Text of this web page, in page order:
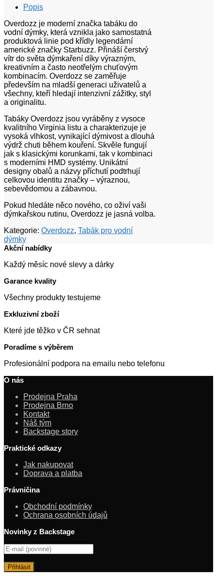
Popis
Overdozz je moderní značka tabáku do
vodní dýmky, která vznikla jako samostatná
produktová linie pod křídly legendární
americké značky Starbuzz. Přináší čerstvý
vítr do světa dýmkaření díky výrazným,
kreativním a často neotřelým chuťovým
kombinacím. Overdozz se zaměřuje
především na mladší generaci uživatelů a
všechny, kteří hledají intenzivní zážitky, styl
a originalitu.
Tabáky Overdozz jsou vyráběny z vysoce
kvalitního Virginia listu a charakterizuje je
vysoká vlhkost, vynikající dýmivost a dlouhá
výdrž chuti během kouření. Skvěle fungují
jak s klasickými korunkami, tak v kombinaci
s moderními HMD systémy. Unikátní
designy obalů a názvy příchutí podtrhují
celkovou identitu značky – výraznou,
sebevědomou a zábavnou.
Pokud hledáte něco nového, co oživí vaši
dýmkařskou rutinu, Overdozz je jasná volba.
Kategorie: Overdozz, Tabák pro vodní
dýmky
Akční nabídky
Každý měsíc nové slevy a dárky
Garance kvality
Všechny produkty testujeme
Exkluzivní zboží
Které jde těžko v ČR sehnat
Poradíme s výběrem
Profesionální podpora na emailu nebo telefonu
O nás
Prodejna Praha
Prodejna Brno
Kontakt
Náš tým
Backstage story
Praktické odkazy
Jak nakupovat
Doprava a platba
Právničina
Obchodní podmínky
Ochrana osobních údajů
Novinky z Backstage